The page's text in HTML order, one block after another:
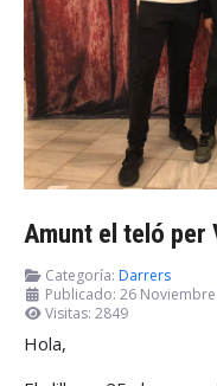
Amunt el teló per
Categoría: Darrers
Publicado: 26
Visitas: 2849
Hola,